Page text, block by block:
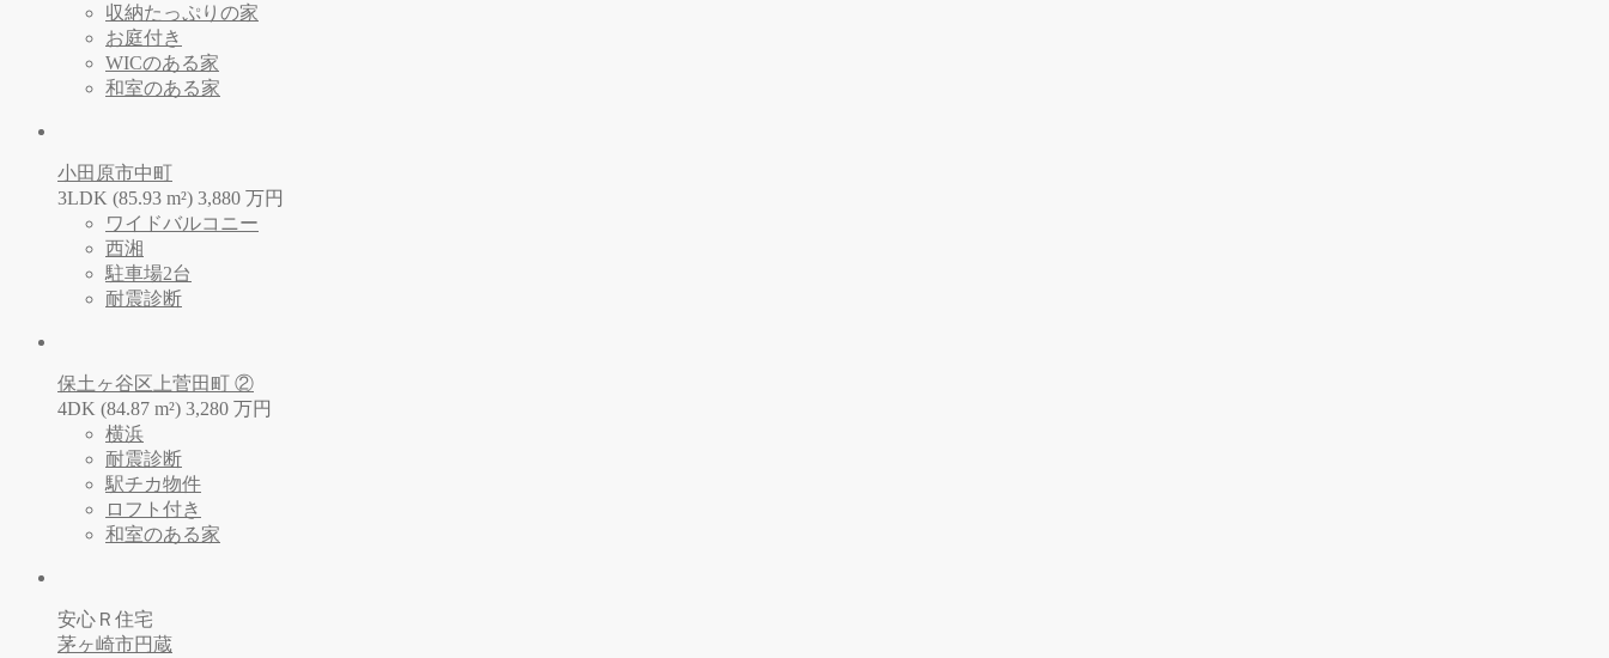
収納たっぷりの家
お庭付き
WICのある家
和室のある家
小田原市中町
3LDK (85.93 m²) 3,880 万円
ワイドバルコニー
西湘
駐車場2台
耐震診断
保土ヶ谷区上菅田町 ②
4DK (84.87 m²) 3,280 万円
横浜
耐震診断
駅チカ物件
ロフト付き
和室のある家
安心Ｒ住宅
茅ヶ崎市円蔵